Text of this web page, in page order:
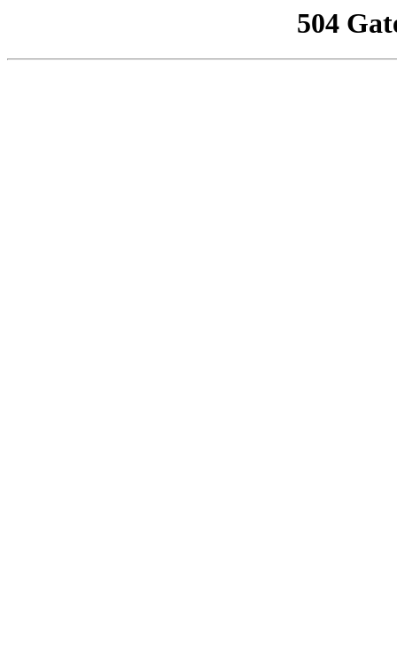
504